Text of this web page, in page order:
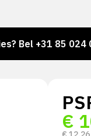
85 024 0044
€